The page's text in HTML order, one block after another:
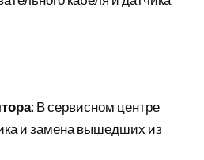
: В сервисном центре
и замена вышедших из